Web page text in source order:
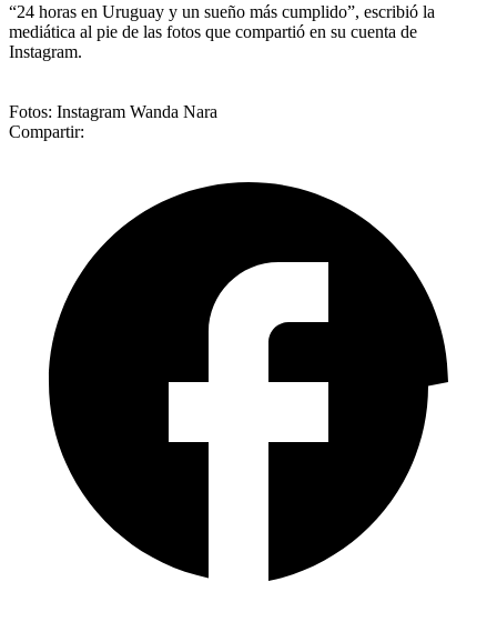
“24 horas en Uruguay y un sueño más cumplido”, escribió la
mediática al pie de las fotos que compartió en su cuenta de
Instagram.
Fotos: Instagram Wanda Nara
Compartir: